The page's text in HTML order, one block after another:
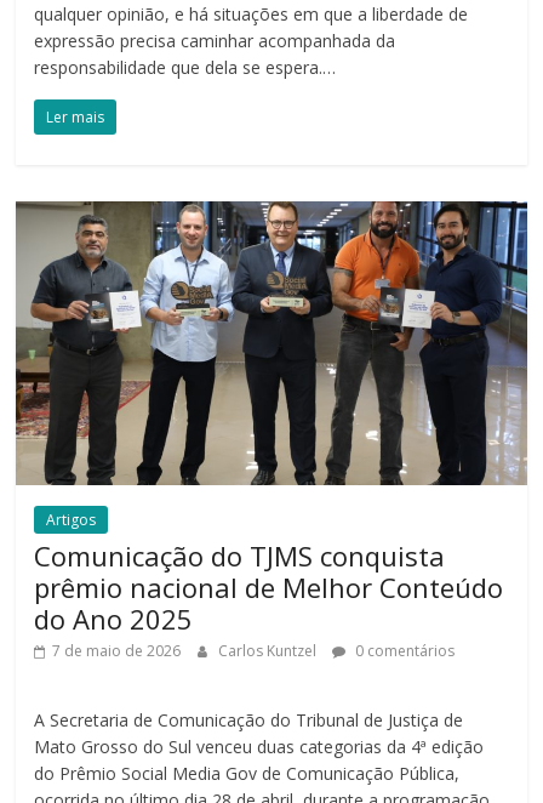
qualquer opinião, e há situações em que a liberdade de
expressão precisa caminhar acompanhada da
responsabilidade que dela se espera.…
Ler mais
Artigos
Comunicação do TJMS conquista
prêmio nacional de Melhor Conteúdo
do Ano 2025
7 de maio de 2026 Carlos Kuntzel 0 comentários
A Secretaria de Comunicação do Tribunal de Justiça de
Mato Grosso do Sul venceu duas categorias da 4ª edição
do Prêmio Social Media Gov de Comunicação Pública,